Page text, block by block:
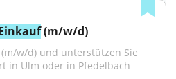
(m/w/d)
(m/w/d) und unterstützen Sie
in Ulm oder in Pfedelbach